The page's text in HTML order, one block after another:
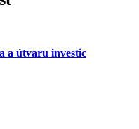
a útvaru investic